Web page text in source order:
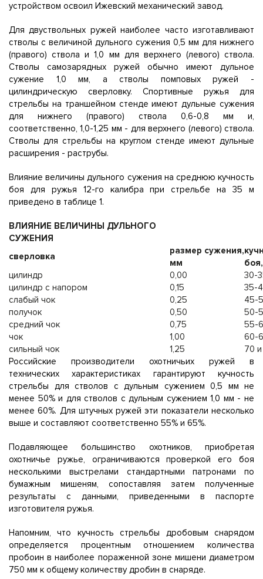
устройством освоил Ижевский механический завод.
Для двуствольных ружей наиболее часто изготавливают
стволы с величиной дульного сужения 0,5 мм для нижнего
(правого) ствола и 1,0 мм для верхнего (левого) ствола.
Стволы самозарядных ружей обычно имеют дульное
сужение 1,0 мм, а стволы помповых ружей -
цилиндрическую сверловку. Спортивные ружья для
стрельбы на траншейном стенде имеют дульные сужения
для нижнего (правого) ствола 0,6-0,8 мм и,
соответственно, 1,0-1,25 мм - для верхнего (левого) ствола.
Стволы для стрельбы на круглом стенде имеют дульные
расширения - раструбы.
Влияние величины дульного сужения на среднюю кучность
боя для ружья 12-го калибра при стрельбе на 35 м
приведено в таблице 1.
ВЛИЯНИЕ ВЕЛИЧИНЫ ДУЛЬНОГО
СУЖЕНИЯ
сверловка
размер сужения,
мм
цилиндр
0,00
30-
цилиндр с напором
0,15
35-
слабый чок
0,25
45-
получок
0,50
50-
средний чок
0,75
55-
чок
1,00
60-
сильный чок
1,25
70
Российские производители охотничьих ружей в
технических характеристиках гарантируют кучность
стрельбы для стволов с дульным сужением 0,5 мм не
менее 50% и для стволов с дульным сужением 1,0 мм - не
менее 60%. Для штучных ружей эти показатели несколько
выше и составляют соответственно 55% и 65%.
Подавляющее большинство охотников, приобретая
охотничье ружье, ограничиваются проверкой его боя
несколькими выстрелами стандартными патронами по
бумажным мишеням, сопоставляя затем полученные
результаты с данными, приведенными в паспорте
изготовителя ружья.
Напомним, что кучность стрельбы дробовым снарядом
определяется процентным отношением количества
пробоин в наиболее пораженной зоне мишени диаметром
750 мм к общему количеству дробин в снаряде.